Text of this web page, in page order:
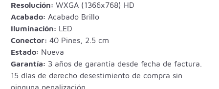
Resolución: WXGA (1366x768) HD
Acabado: Acabado Brillo
Iluminación: LED
Conector: 40 Pines, 2.5 cm
Estado: Nueva
Garantía: 3 años de garantía desde fecha de factura.
15 días de derecho desestimiento de compra sin
ninguna penalización.